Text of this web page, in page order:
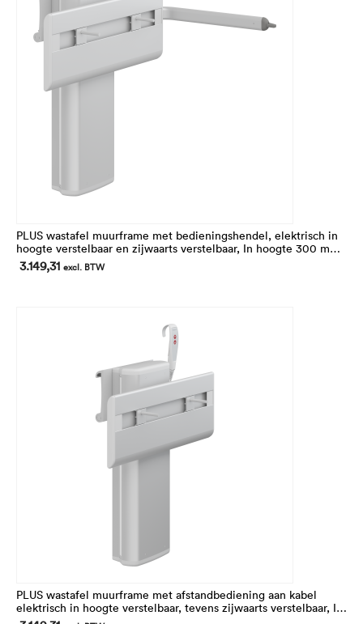
PLUS wastafel muurframe met bedieningshendel, elektrisch in
hoogte verstelbaar en zijwaarts verstelbaar, In hoogte 300 mm
verstelbaar van 668 tot 968 mm. Voor MATRIX CURVE en
MATRIX SMALL wastafels
3.149,31 excl. BTW
PLUS wastafel muurframe met afstandbediening aan kabel
elektrisch in hoogte verstelbaar, tevens zijwaarts verstelbaar, In
hoogte 300 mm verstelbaar van 668 tot 968 mm. Voor MATRIX